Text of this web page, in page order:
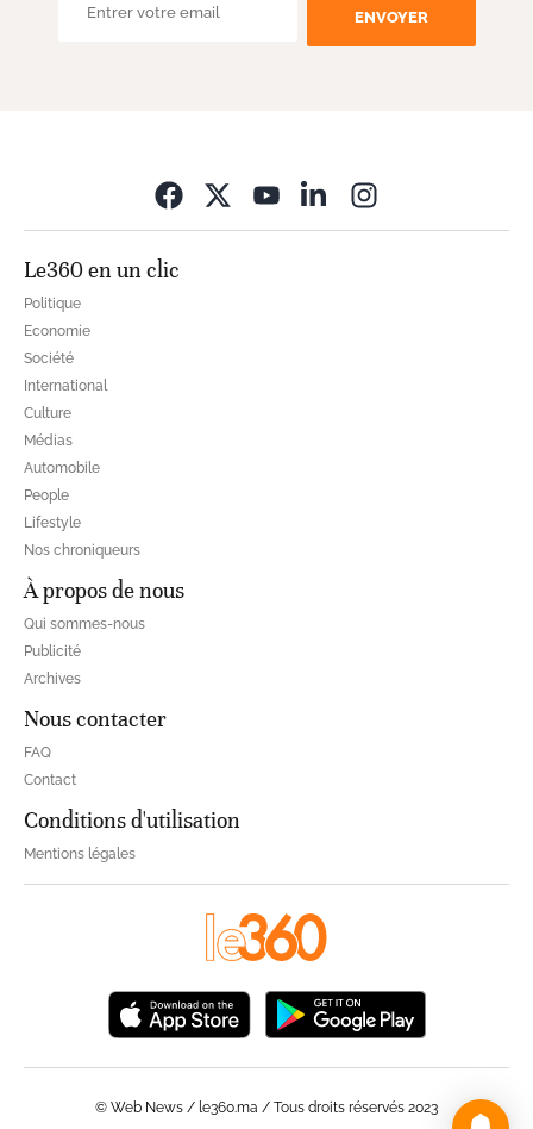
ENVOYER
Le360 en un clic
Politique
Economie
Société
International
Culture
Médias
Automobile
People
Lifestyle
Nos chroniqueurs
À propos de nous
Qui sommes-nous
Publicité
Archives
Nous contacter
FAQ
Contact
Conditions d'utilisation
Mentions légales
© Web News / le360.ma / Tous droits réservés 2023